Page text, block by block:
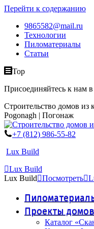
Перейти к содержанию
9865582@mail.ru
Технологии
Пиломатериалы
Статьи
Top
Присоединяйтесь к нам в
Строительство домов из
Pogonagh | Погонаж
+7 (812) 986-55-82
Lux Build
Lux Build
Lux Build
Посмотреть
Проекты домов
Каталог